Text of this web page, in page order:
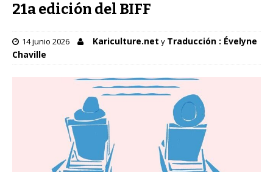
21a edición del BIFF
14 junio 2026 Kariculture.net y Traducción : Évelyne
Chaville